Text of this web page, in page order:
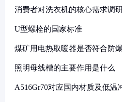
消费者对洗衣机的核心需求调
U型螺栓的国家标准
煤矿用电热取暖器是否符合防
照明母线槽的主要作用是什么
A516Gr70对应国内材质及低温